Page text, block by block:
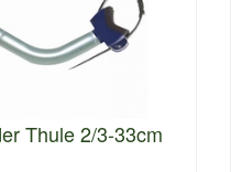
Thule 2/3-33cm